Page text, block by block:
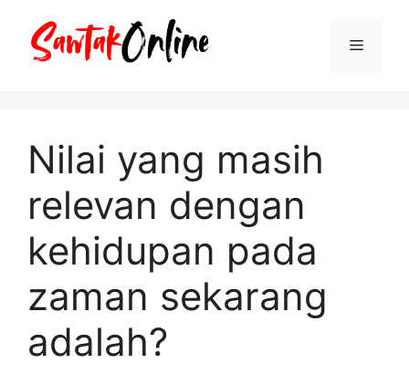
Menu
Nilai yang masih
relevan dengan
kehidupan pada
zaman sekarang
adalah?